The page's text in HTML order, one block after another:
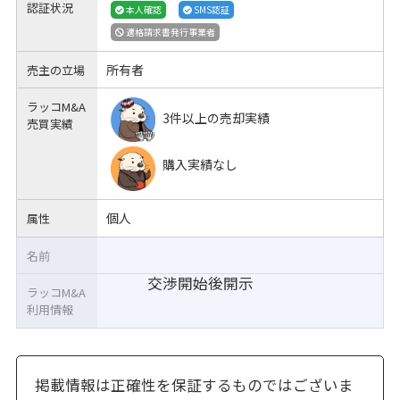
認証状況 本人確認
SMS認証
適格請求書発行事業者
売主の立場 所有者
ラッコM&A
売買実績
3件以上の売却実績
購入実績なし
属性 個人
交渉開始後開示
名前
ラッコM&A
利用情報
掲載情報は正確性を保証するものではございま